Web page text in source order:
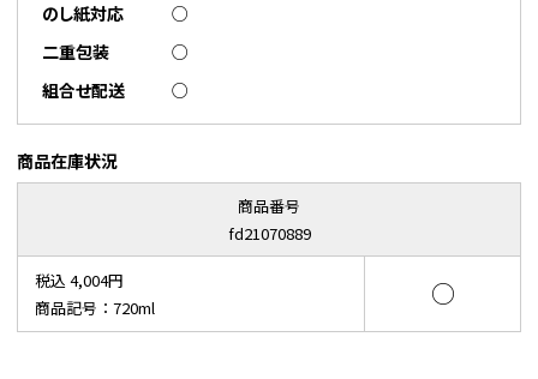
のし紙対応
○
二重包装
○
組合せ配送
○
商品在庫状況
商品番号
fd21070889
税込 4,004円
商品記号：720ml
○